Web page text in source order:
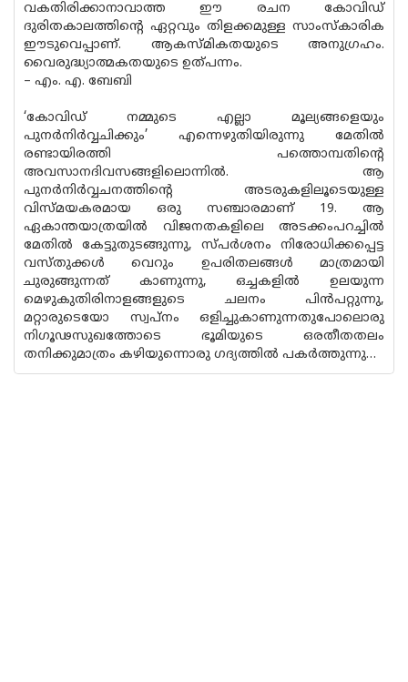
വകതിരിക്കാനാവാത്ത ഈ രചന കോവിഡ്
ദുരിതകാലത്തിന്റെ ഏറ്റവും തിളക്കമുള്ള സാംസ്കാരിക
ഈടുവെപ്പാണ്. ആകസ്മികതയുടെ അനുഗ്രഹം.
വൈരുദ്ധ്യാത്മകതയുടെ ഉത്പന്നം.
– എം. എ. ബേബി
‘കോവിഡ് നമ്മുടെ എല്ലാ മൂല്യങ്ങളെയും
പുനർനിർവ്വചിക്കും’ എന്നെഴുതിയിരുന്നു മേതിൽ
രണ്ടായിരത്തി പത്തൊമ്പതിന്റെ
അവസാനദിവസങ്ങളിലൊന്നിൽ. ആ
പുനർനിർവ്വചനത്തിന്റെ അടരുകളിലൂടെയുള്ള
വിസ്മയകരമായ ഒരു സഞ്ചാരമാണ് 19. ആ
ഏകാന്തയാത്രയിൽ വിജനതകളിലെ അടക്കംപറച്ചിൽ
മേതിൽ കേട്ടുതുടങ്ങുന്നു, സ്പർശനം നിരോധിക്കപ്പെട്ട
വസ്തുക്കൾ വെറും ഉപരിതലങ്ങൾ മാത്രമായി
ചുരുങ്ങുന്നത് കാണുന്നു, ഒച്ചകളിൽ ഉലയുന്ന
മെഴുകുതിരിനാളങ്ങളുടെ ചലനം പിൻപറ്റുന്നു,
മറ്റാരുടെയോ സ്വപ്നം ഒളിച്ചുകാണുന്നതുപോലൊരു
നിഗൂഢസുഖത്തോടെ ഭൂമിയുടെ ഒരതീതതലം
തനിക്കുമാത്രം കഴിയുന്നൊരു ഗദ്യത്തിൽ പകർത്തുന്നു…